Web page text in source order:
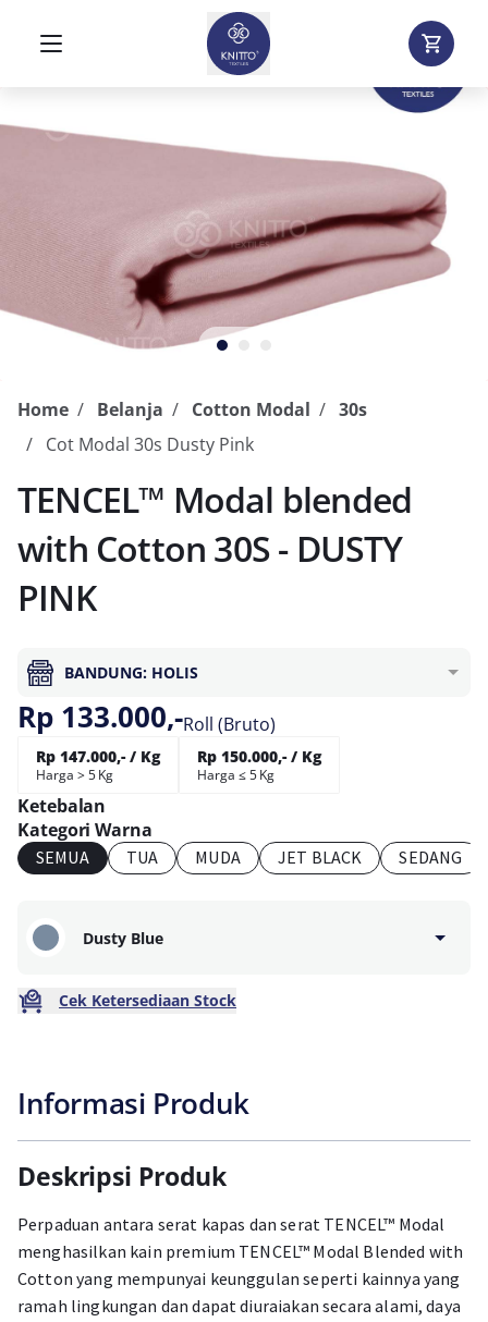
Home Belanja Cotton Modal
30s
Cot Modal 30s Dusty Pink
TENCEL™ Modal blended
with Cotton 30S - DUSTY
PINK
BANDUNG: HOLIS
Rp 133.000,-Roll (Bruto)
Rp 147.000,- / Kg
Harga > 5 Kg
Rp 150.000,- / Kg
Harga ≤ 5 Kg
Ketebalan
Kategori Warna
SEMUA TUA MUDA JET BLACK SEDANG
Dusty Blue
Cek Ketersediaan Stock
Informasi Produk
Deskripsi Produk
Perpaduan antara serat kapas dan serat TENCEL™ Modal
menghasilkan kain premium TENCEL™ Modal Blended with
Cotton yang mempunyai keunggulan seperti kainnya yang
ramah lingkungan dan dapat diuraiakan secara alami, daya